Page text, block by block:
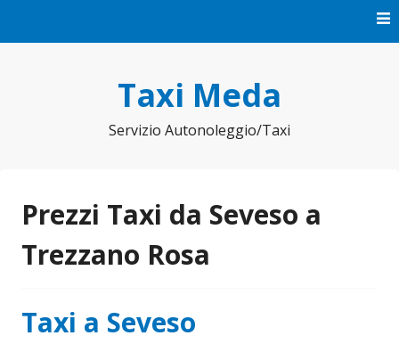
Taxi Meda
Servizio Autonoleggio/Taxi
Prezzi Taxi da Seveso a
Trezzano Rosa
Taxi a Seveso